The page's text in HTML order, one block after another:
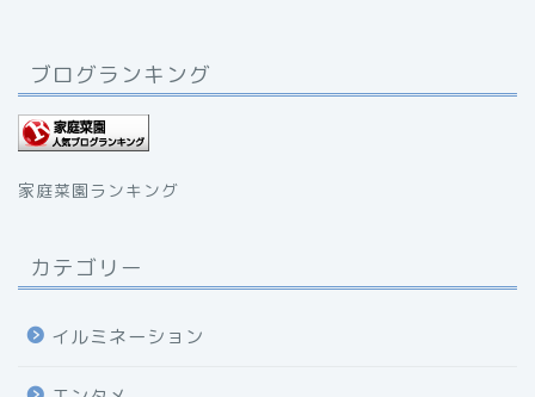
ブログランキング
家庭菜園ランキング
カテゴリー
イルミネーション